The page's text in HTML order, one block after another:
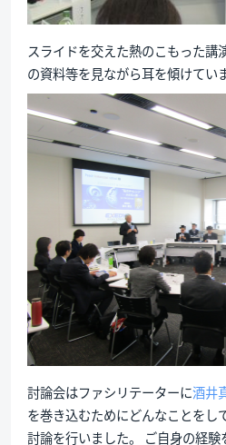
スライドを交えた熱のこもった講
の資料等を見ながら耳を傾けてい
討論会はファシリテーターに酒井
を巻き込むためにどんなことをし
討論を行いました。 ご自身の経